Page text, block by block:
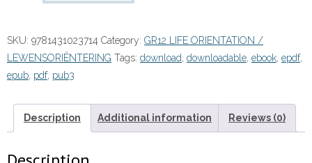
12
ONDERWYSERSGIDS”
(9781431023714)
ePdf
quantity
SKU: 9781431023714 Category: GR12 LIFE ORIENTATION /
LEWENSORIËNTERING Tags: download downloadable ebook epdf,
epub pdf, pub3
Description Additional information Reviews (0)